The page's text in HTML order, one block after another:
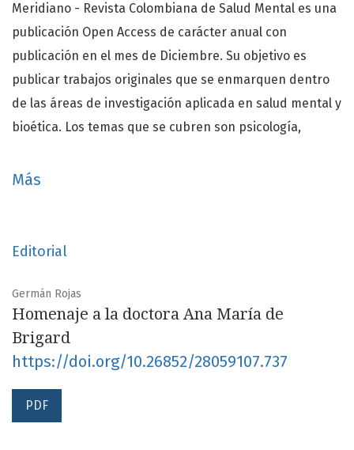
Meridiano - Revista Colombiana de Salud Mental es una
publicación Open Access de carácter anual con
publicación en el mes de Diciembre. Su objetivo es
publicar trabajos originales que se enmarquen dentro
de las áreas de investigación aplicada en salud mental y
bioética. Los temas que se cubren son psicología,
antropología, sociología, humanización y cuidado
y que correspondan a revisiones narrativas o artículos
epidemiológicos, ensayos clínicos, revisiones
sistemáticas y cartas al editor. Esta revista va
principalmente dirigida a profesionales del sector
salud, incluyendo médicos, enfermeras, trabajadores
sociales, entre otros; a docentes, estudiantes e
investigadores científicos y a público general con
Más
Editorial
Germán Rojas
Homenaje a la doctora Ana María de
Brigard
https://doi.org/10.26852/28059107.737
PDF